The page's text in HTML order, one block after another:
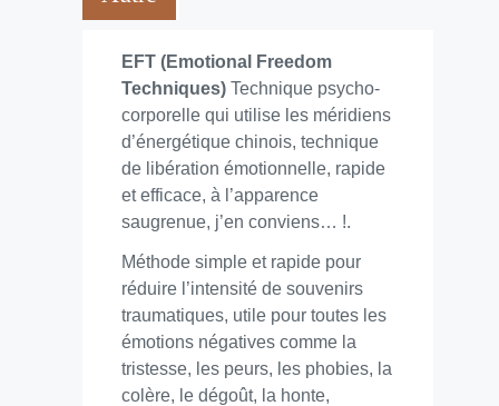
EFT (Emotional Freedom
Techniques) Technique psycho-
corporelle qui utilise les méridiens
d’énergétique chinois, technique
de libération émotionnelle, rapide
et efficace, à l’apparence
saugrenue, j’en conviens… !.
Méthode simple et rapide pour
réduire l’intensité de souvenirs
traumatiques, utile pour toutes les
émotions négatives comme la
tristesse, les peurs, les phobies, la
colère, le dégoût, la honte,